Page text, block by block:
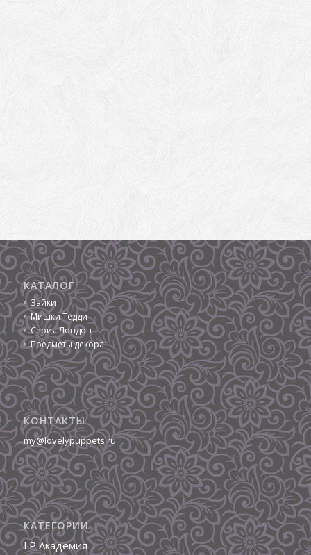
КАТАЛОГ
Зайки
Мишки Тедди
Серия Лондон
Предметы декора
КОНТАКТЫ
my@lovelypuppets.ru
КАТЕГОРИИ
LP Академия